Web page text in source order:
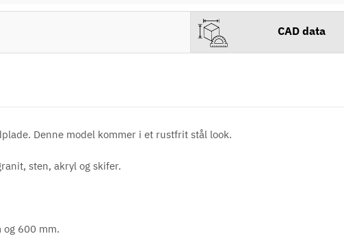
Denne model kommer i et rustfrit stål look.
sten, akryl og skifer.
600 mm.
CAD data